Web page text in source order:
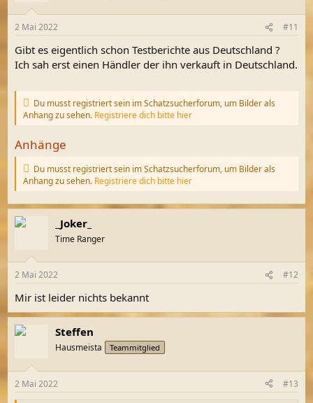
e
:
2 Mai 2022 #11
Gibt es eigentlich schon Testberichte aus Deutschland ?
Ich sah erst einen Händler der ihn verkauft in Deutschland.
Du musst registriert sein im Schatzsucherforum, um Bilder als
Anhang zu sehen. Registriere dich bitte hier
Anhänge
Du musst registriert sein im Schatzsucherforum, um Bilder als
Anhang zu sehen. Registriere dich bitte hier
_Joker_
Time Ranger
2 Mai 2022 #12
Mir ist leider nichts bekannt
Steffen
Hausmeista Teammitglied
2 Mai 2022 #13